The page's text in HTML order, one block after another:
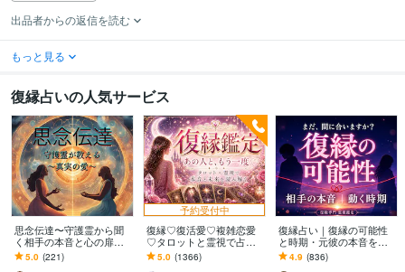
出品者からの返信を読む
もっと見る
復縁占いの人気サービス
思念伝達〜守護霊から聞
く相手の本音と心の扉開
きます 【人気サービス】
お相手様の守護霊と対話
5.0 (221)
予約受付中
復縁♡復活愛♡複雑恋愛
♡タロットと霊視で占い
ます お相手の深層心理を
読み解き、望む未来への
5.0 (1366)
復縁占い｜復縁の可能性
と時期・元彼の本音を視
ます 音信不通・ブロック
中でも、本音とご縁を視
4.9 (836)